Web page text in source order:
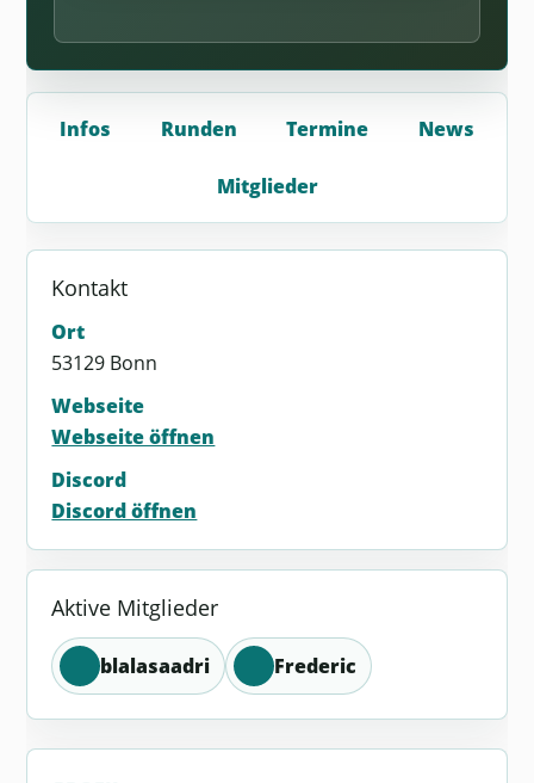
Infos Runden Termine News
Mitglieder
Kontakt
Ort
53129 Bonn
Webseite
Webseite öffnen
Discord
Discord öffnen
Aktive Mitglieder
blalasaadri Frederic